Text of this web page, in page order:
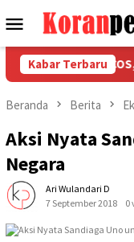
ke
Menu
Mobile
Kabar Terbaru
Ketaatan COS,
Beranda Berita
Aksi Nyata
Negara
Ari Wulandari D
7 September 2018
0